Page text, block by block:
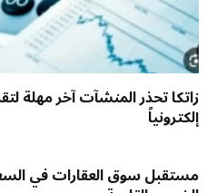
زاتكا تحذر المنشآت آخر مهلة
إلكترونياً
مستقبل سوق العقارات في